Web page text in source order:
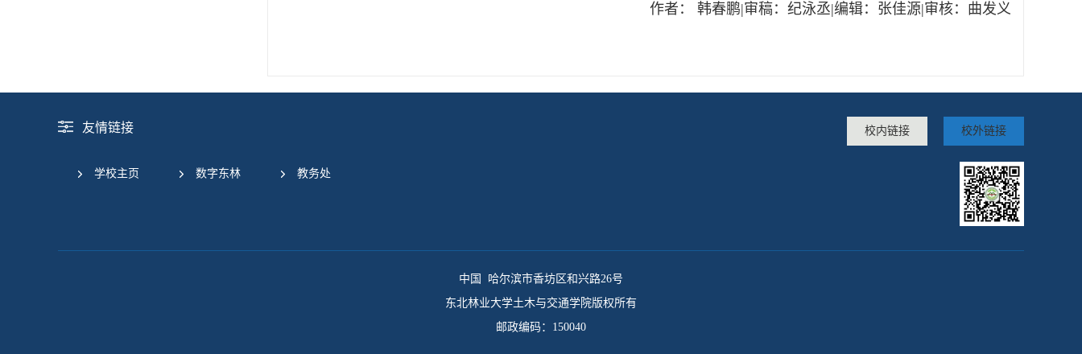
作者： 韩春鹏|审稿：纪泳丞|编辑：张佳源|审核：曲发义
友情链接 校外链接
校内链接
学校主页 数字东林 教务处
中国 哈尔滨市香坊区和兴路26号
东北林业大学土木与交通学院版权所有
邮政编码：150040